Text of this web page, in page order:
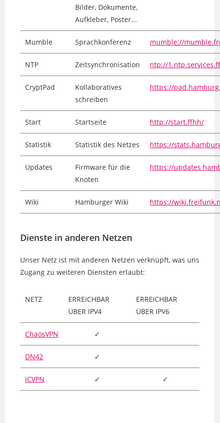
Bilder, Dokumente,
Aufkleber, Poster...
Mumble Sprachkonferenz mumble://
NTP Zeitsynchronisation ntp://
CryptPad
Kollaboratives
schreiben
https://
Start Startseite http://start.ffhh/
Statistik Statistik des Netzes https://
Updates
Firmware für die
Knoten
https://
Wiki Hamburger Wiki https://
Dienste in anderen Netzen
Unser Netz ist mit anderen Netzen verknüpft, was uns
Zugang zu weiteren Diensten erlaubt:
NETZ
ERREICHBAR
ÜBER IPV4
ERREICHBAR
ÜBER IPV6
ChaosVPN ✓
DN42 ✓
ICVPN ✓ ✓